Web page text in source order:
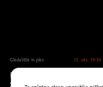
Gledališče in ples 13. okt. 19:30
MN Dance Company &
Silence: Brezmejno telo